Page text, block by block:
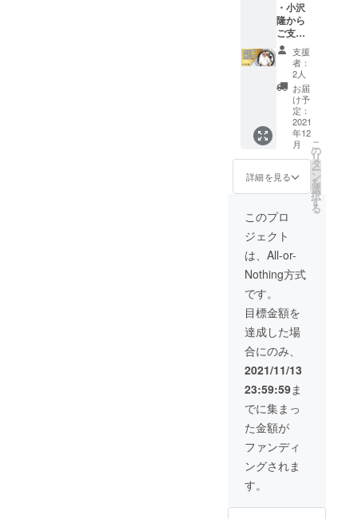
世界」
をお届
けしま
す。 ・
また、
小沢隆
直筆の
お手紙
を送付
させて
頂きま
す。
・小沢
隆から
ご支援
頂いた
方への
お礼動
画URL
をお送
りいた
しま
す。 ・
小沢隆
の書籍
「実戦
と武道:
いつか
やって
くる“い
ざとい
う時”の
世界」
をお届
小沢隆
直筆の
お手紙
を送付
させて
頂きま
す。 ・
また、
小沢隆
がご支
援頂い
た方の
ご相談
備考欄
支援
者：
2人
お届
け予
定：
2021
年12
月
詳細を見る
こ
の
リ
タ
ー
ン
を
選
択
す
る
このプロ
ジェクト
は、All-or-
Nothing方式
です。
目標金額を
達成した場
合にのみ、
2021/11/13
23:59:59ま
でに集まっ
た金額が
ファンディ
ングされま
す。